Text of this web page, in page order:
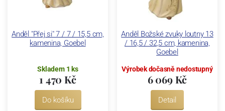
Anděl "Přej si" 7 / 7 / 15,5 cm,
kamenina, Goebel
Skladem 1 ks
1 470 Kč
Do košíku
Anděl Božské zvuky loutny 13
/ 16,5 / 32,5 cm, kamenina,
Goebel
Výrobek dočasně nedostupný
6 069 Kč
Detail